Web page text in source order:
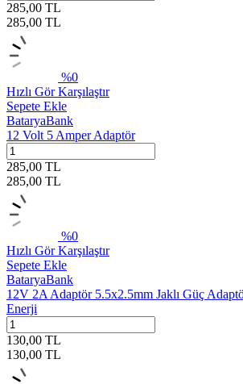
285,00 TL
285,00 TL
%0
Hızlı GörKarşılaştır
Sepete Ekle
BataryaBank
12 Volt 5 Amper Adaptör
285,00 TL
285,00 TL
%0
Hızlı GörKarşılaştır
Sepete Ekle
BataryaBank
12V 2A Adaptör 5.5x2.5mm Jaklı Güç
Enerji
130,00 TL
130,00 TL